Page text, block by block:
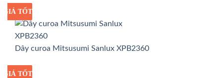
GIÁ SỈ
GIÁ TỐT
Dây curoa Mitsusumi Sanlux XPB2360
GIÁ SỈ
GIÁ TỐT